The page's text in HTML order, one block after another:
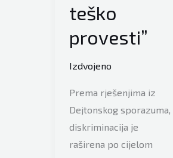
teško
provesti”
Izdvojeno
Prema rješenjima iz
Dejtonskog sporazuma,
diskriminacija je
raširena po cijelom